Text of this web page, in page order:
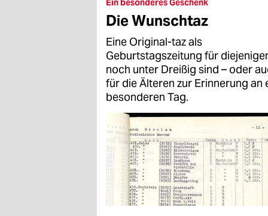
epaper login
Ein besonderes Geschenk
Die Wunschtaz
Eine Original-taz als
Geburtstagszeitung für
noch unter Dreißig sind – oder
für die Älteren zur Erinnerung an
besonderen Tag.